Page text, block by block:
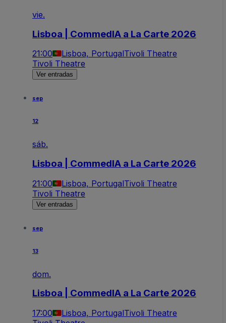
vie.
Lisboa | CommedIA a La Carte 2026
21:00 Lisboa, PortugalTivoli Theatre
Tivoli Theatre
Ver entradas
sep
12
sáb.
Lisboa | CommedIA a La Carte 2026
21:00 Lisboa, PortugalTivoli Theatre
Tivoli Theatre
Ver entradas
sep
13
dom.
Lisboa | CommedIA a La Carte 2026
17:00 Lisboa, PortugalTivoli Theatre